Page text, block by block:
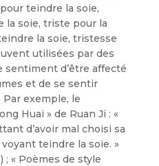
teindre la soie,
la soie, triste pour la
la soie, tristesse
utilisées par des
d’être affecté
et de se sentir
Par exemple, le
Huai » de Ruan Ji : «
d’avoir mal choisi sa
teindre la soie. »
) ; « Poèmes de style